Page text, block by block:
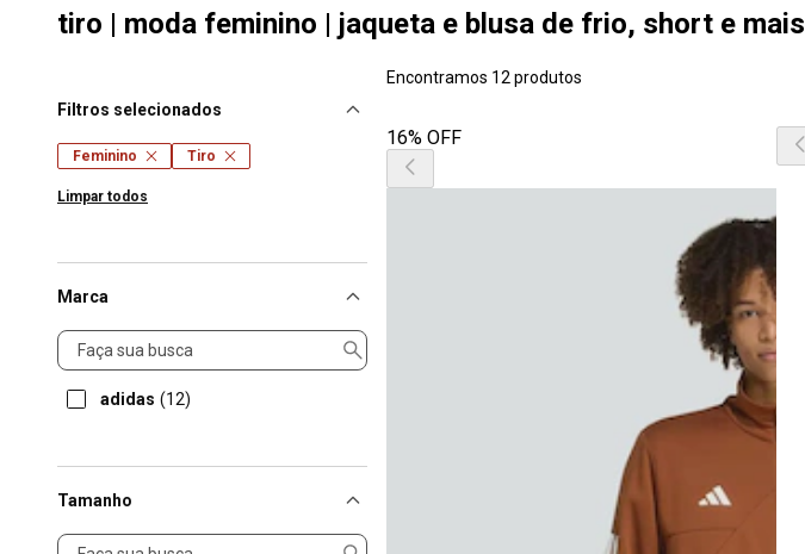
tiro | moda feminino | jaqueta e blusa de frio, short e mais
Filtros selecionados
Feminino Tiro
Limpar todos
Marca
Marca
adidas (12)
Tamanho
Tamanho
Encontramos 12 produtos
16% OFF